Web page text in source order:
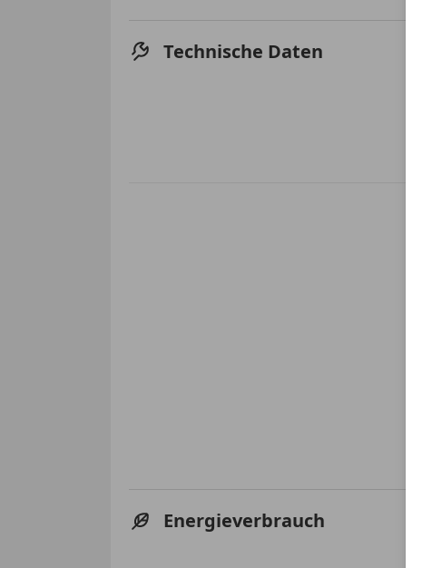
Technische Daten
Energieverbrauch